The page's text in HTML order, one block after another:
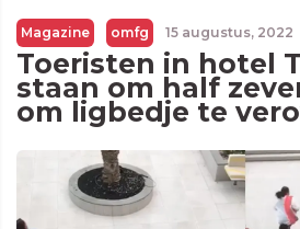
Magazine omfg 15 augustus, 2022
Toeristen in hotel
staan om half
om ligbedje te